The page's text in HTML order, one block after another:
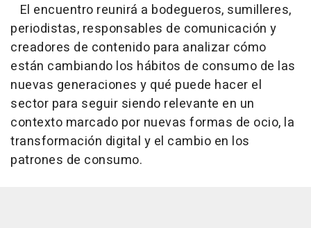
El encuentro reunirá a bodegueros, sumilleres,
periodistas, responsables de comunicación y
creadores de contenido para analizar cómo
están cambiando los hábitos de consumo de las
nuevas generaciones y qué puede hacer el
sector para seguir siendo relevante en un
contexto marcado por nuevas formas de ocio, la
transformación digital y el cambio en los
patrones de consumo.